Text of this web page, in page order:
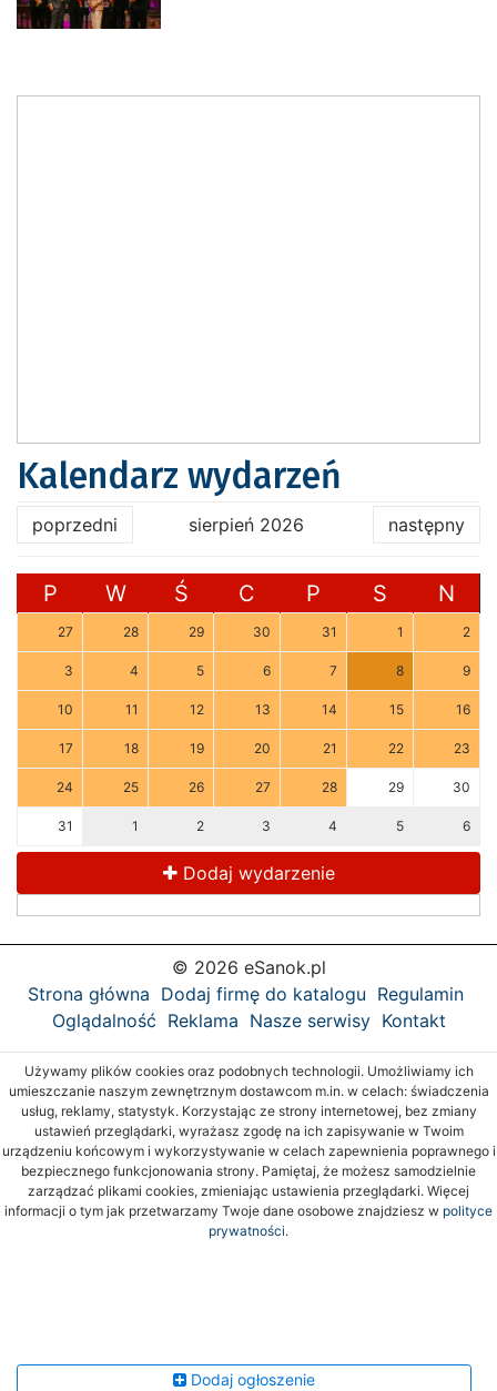
Kalendarz wydarzeń
poprzedni sierpień 2026 następny
P W Ś C P S N
27 28 29 30 31 1 2
3 4 5 6 7 8 9
10 11 12 13 14 15 16
17 18 19 20 21 22 23
24 25 26 27 28 29 30
31 1 2 3 4 5 6
Dodaj wydarzenie
© 2026 eSanok.pl
Strona główna Dodaj firmę do katalogu Regulamin
Oglądalność Reklama Nasze serwisy Kontakt
Używamy plików cookies oraz podobnych technologii. Umożliwiamy ich
umieszczanie naszym zewnętrznym dostawcom m.in. w celach: świadczenia
usług, reklamy, statystyk. Korzystając ze strony internetowej, bez zmiany
ustawień przeglądarki, wyrażasz zgodę na ich zapisywanie w Twoim
urządzeniu końcowym i wykorzystywanie w celach zapewnienia poprawnego i
bezpiecznego funkcjonowania strony. Pamiętaj, że możesz samodzielnie
zarządzać plikami cookies, zmieniając ustawienia przeglądarki. Więcej
informacji o tym jak przetwarzamy Twoje dane osobowe znajdziesz w polityce
prywatności.
Dodaj ogłoszenie